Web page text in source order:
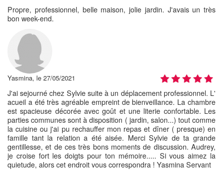
Propre, professionnel, belle maison, jolie jardin. J'avais un très
bon week-end.
Yasmina, le 27/05/2021
J'ai sejourné chez Sylvie suite à un déplacement professionnel. L'
acueil a été très agréable empreint de bienveillance. La chambre
est spacieuse décorée avec goût et une literie confortable. Les
parties communes sont à disposition ( jardin, salon...) tout comme
la cuisine ou j'ai pu rechauffer mon repas et dîner ( presque) en
famille tant la relation a été aisée. Merci Sylvie de ta grande
gentillesse, et de ces très bons moments de discussion. Audrey,
je croise fort les doigts pour ton mémoire..... Si vous aimez la
quietude, alors cet endroit vous correspondra ! Yasmina Servant